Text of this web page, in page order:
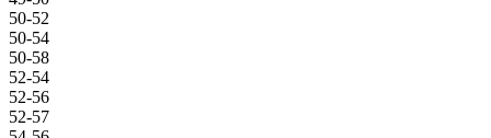
50-52
50-54
50-58
52-54
52-56
52-57